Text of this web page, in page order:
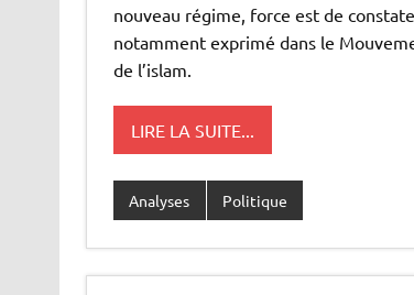
nouveau régime, force est de
notamment exprimé dans le
de l’islam.
LIRE LA SUITE...
Analyses Politique